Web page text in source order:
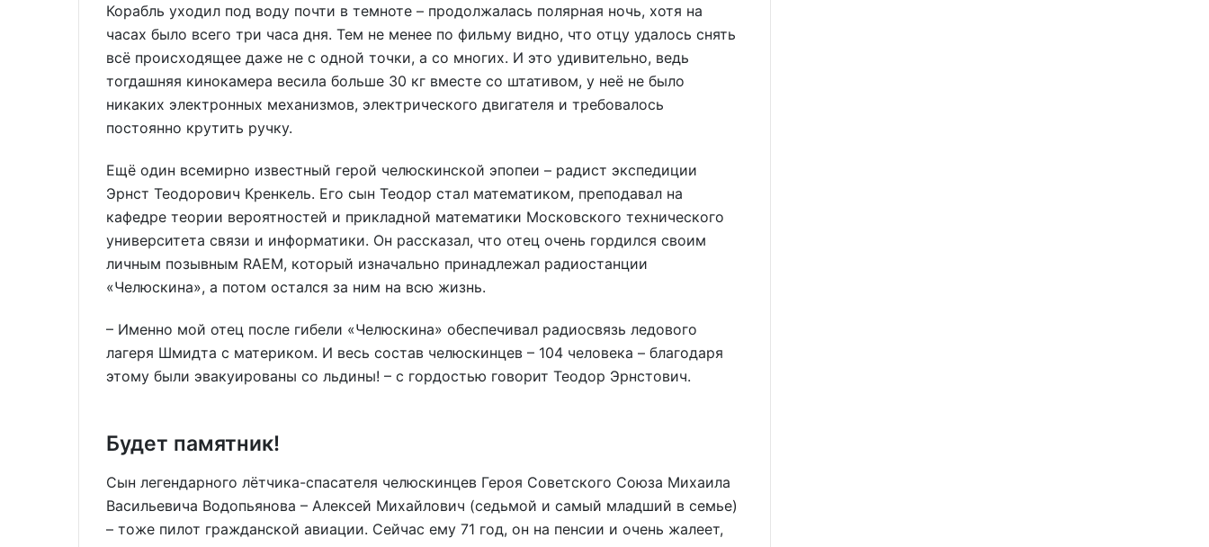
Корабль уходил под воду почти в темноте – продолжалась полярная ночь, хотя на
часах было всего три часа дня. Тем не менее по фильму видно, что отцу удалось снять
всё происходящее даже не с одной точки, а со многих. И это удивительно, ведь
тогдашняя кинокамера весила больше 30 кг вместе со штативом, у неё не было
никаких электронных механизмов, электрического двигателя и требовалось
постоянно крутить ручку.
Ещё один всемирно известный герой челюскинской эпопеи – радист экспедиции
Эрнст Теодорович Кренкель. Его сын Теодор стал математиком, преподавал на
кафедре теории вероятностей и прикладной математики Московского технического
университета связи и информатики. Он рассказал, что отец очень гордился своим
личным позывным RAEM, который изначально принадлежал радиостанции
«Челюскина», а потом остался за ним на всю жизнь.
– Именно мой отец после гибели «Челюскина» обеспечивал радиосвязь ледового
лагеря Шмидта с материком. И весь состав челюскинцев – 104 человека – благодаря
этому были эвакуированы со льдины! – с гордостью говорит Теодор Эрнстович.
Будет памятник!
Сын легендарного лётчика-спасателя челюскинцев Героя Советского Союза Михаила
Васильевича Водопьянова – Алексей Михайлович (седьмой и самый младший в семье)
– тоже пилот гражданской авиации. Сейчас ему 71 год, он на пенсии и очень жалеет,